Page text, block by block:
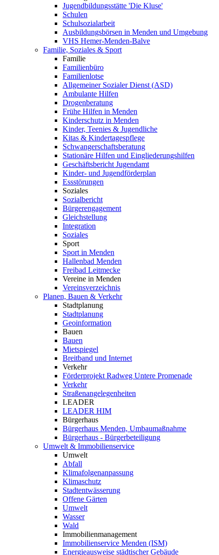
Jugendbildungsstätte 'Die Kluse'
Schulen
Schulsozialarbeit
Ausbildungsbörsen in Menden und Umgebung
VHS Hemer-Menden-Balve
Familie, Soziales & Sport
Familie
Familienbüro
Familienlotse
Allgemeiner Sozialer Dienst (ASD)
Ambulante Hilfen
Drogenberatung
Frühe Hilfen in Menden
Kinderschutz in Menden
Kinder, Teenies & Jugendliche
Kitas & Kindertagespflege
Schwangerschaftsberatung
Stationäre Hilfen und Eingliederungshilfen
Geschäftsbericht Jugendamt
Kinder- und Jugendförderplan
Essstörungen
Soziales
Sozialbericht
Bürgerengagement
Gleichstellung
Integration
Soziales
Sport
Sport in Menden
Hallenbad Menden
Freibad Leitmecke
Vereine in Menden
Vereinsverzeichnis
Planen, Bauen & Verkehr
Stadtplanung
Stadtplanung
Geoinformation
Bauen
Bauen
Mietspiegel
Breitband und Internet
Verkehr
Förderprojekt Radweg Untere Promenade
Verkehr
Straßenangelegenheiten
LEADER
LEADER HIM
Bürgerhaus
Bürgerhaus Menden, Umbaumaßnahme
Bürgerhaus - Bürgerbeteiligung
Umwelt & Immobilienservice
Umwelt
Abfall
Klimafolgenanpassung
Klimaschutz
Stadtentwässerung
Offene Gärten
Umwelt
Wasser
Wald
Immobilienmanagement
Immobilienservice Menden (ISM)
Energieausweise städtischer Gebäude